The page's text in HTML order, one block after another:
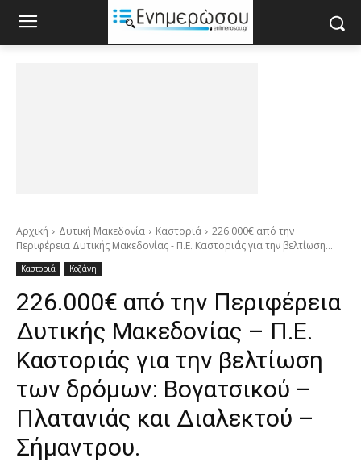
Αρχική Δυτική Μακεδονία Καστοριά
226.000€ από την
Περιφέρεια Δυτικής Μακεδονίας - Π.Ε. Καστοριάς για την βελτίωση...
Καστοριά Κοζάνη
226.000€ από την Περιφέρεια
Δυτικής Μακεδονίας – Π.Ε.
Καστοριάς για την βελτίωση
των δρόμων: Βογατσικού –
Πλατανιάς και Διαλεκτού –
Σήμαντρου.